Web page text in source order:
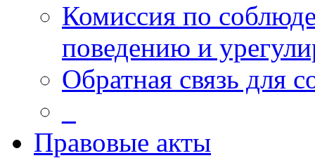
Комиссия по
поведению и
Обратная связь для
Правовые акты